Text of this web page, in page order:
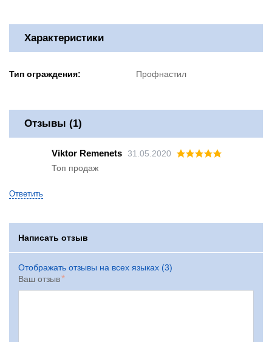
Характеристики
Тип ограждения: Профнастил
Отзывы (1)
Viktor Remenets 31.05.2020
Топ продаж
Ответить
Написать отзыв
Отображать отзывы на всех языках (3)
Ваш отзыв